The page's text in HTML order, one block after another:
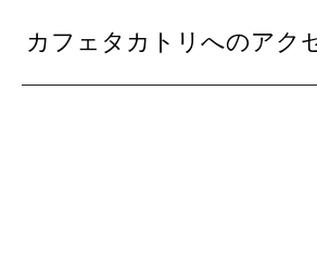
カフェタカトリへのアク